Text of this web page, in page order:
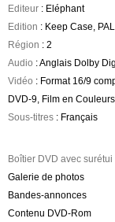
Editeur : Eléphant
Edition : Keep Case,
Région : 2
Audio : Anglais Dolby
Vidéo : Format 16/9
DVD-9, Film en Couleurs
Sous-titres : Français
Boîtier DVD avec surétui
Galerie de photos
Bandes-annonces
Contenu DVD-Rom